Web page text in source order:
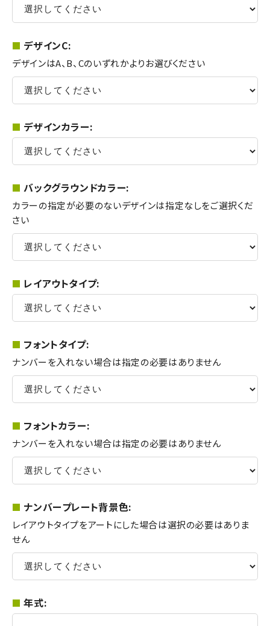
デザインC:
デザインはA、B、Cのいずれかよりお選びください
デザインカラー:
バックグラウンドカラー:
カラーの指定が必要のないデザインは指定なしをご選択くだ
さい
レイアウトタイプ:
フォントタイプ:
ナンバーを入れない場合は指定の必要はありません
フォントカラー:
ナンバーを入れない場合は指定の必要はありません
ナンバープレート背景色:
レイアウトタイプをアートにした場合は選択の必要はありま
せん
年式: